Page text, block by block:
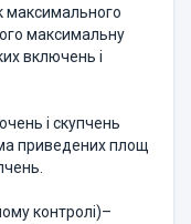
максимального
максимальну
вклю­чень і
і скупчень
приведених площ
контролі)–